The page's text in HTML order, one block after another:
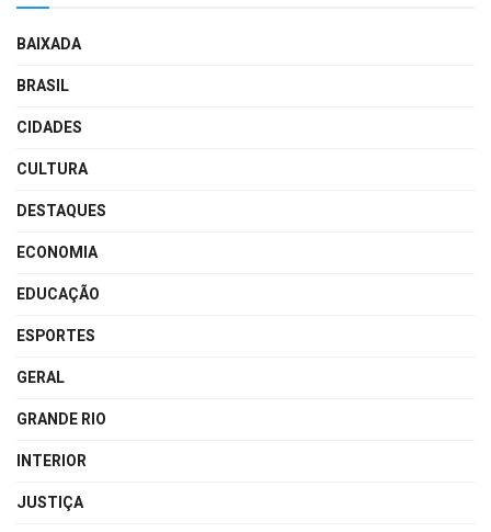
BAIXADA
BRASIL
CIDADES
CULTURA
DESTAQUES
ECONOMIA
EDUCAÇÃO
ESPORTES
GERAL
GRANDE RIO
INTERIOR
JUSTIÇA